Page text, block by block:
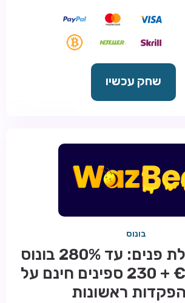
שחק עכשיו
בונוס
חבילת קבלת פנים: עד 280% בונוס
עד €2,200 + 230 ספינים חינם על